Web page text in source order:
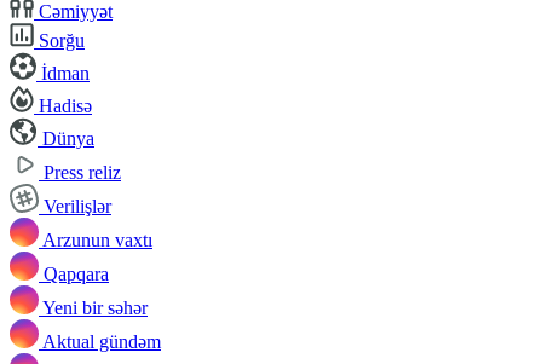
Cəmiyyət
Sorğu
İdman
Hadisə
Dünya
Press reliz
Verilişlər
Arzunun vaxtı
Qapqara
Yeni bir səhər
Aktual gündəm